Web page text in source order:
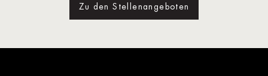
Zu den Stellenangeboten